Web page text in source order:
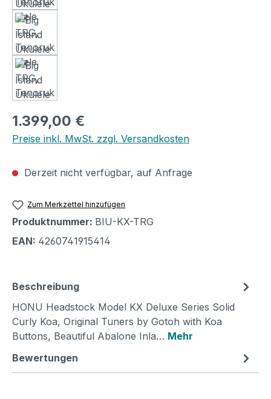
Regulärer Preis:
1.399,00 €
Preise inkl. MwSt. zzgl. Versandkosten
Derzeit nicht verfügbar, auf Anfrage
Zum Merkzettel hinzufügen
Produktnummer: BIU-KX-TRG
EAN: 4260741915414
Beschreibung
HONU Headstock Model KX Deluxe Series Solid
Curly Koa, Original Tuners by Gotoh with Koa
Buttons, Beautiful Abalone Inla… Mehr
Bewertungen